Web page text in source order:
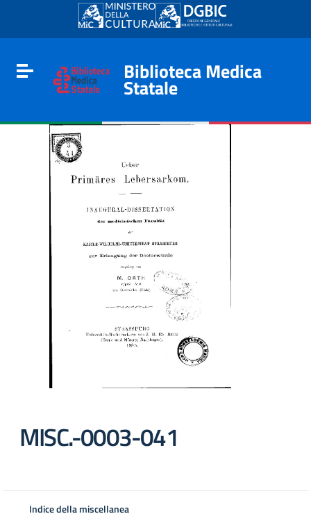
Go to content
Go to the navigation menu
Go to the footer
Toggle navigation
Biblioteca Medica
Statale
MISC.-0003-041
Indice della miscellanea